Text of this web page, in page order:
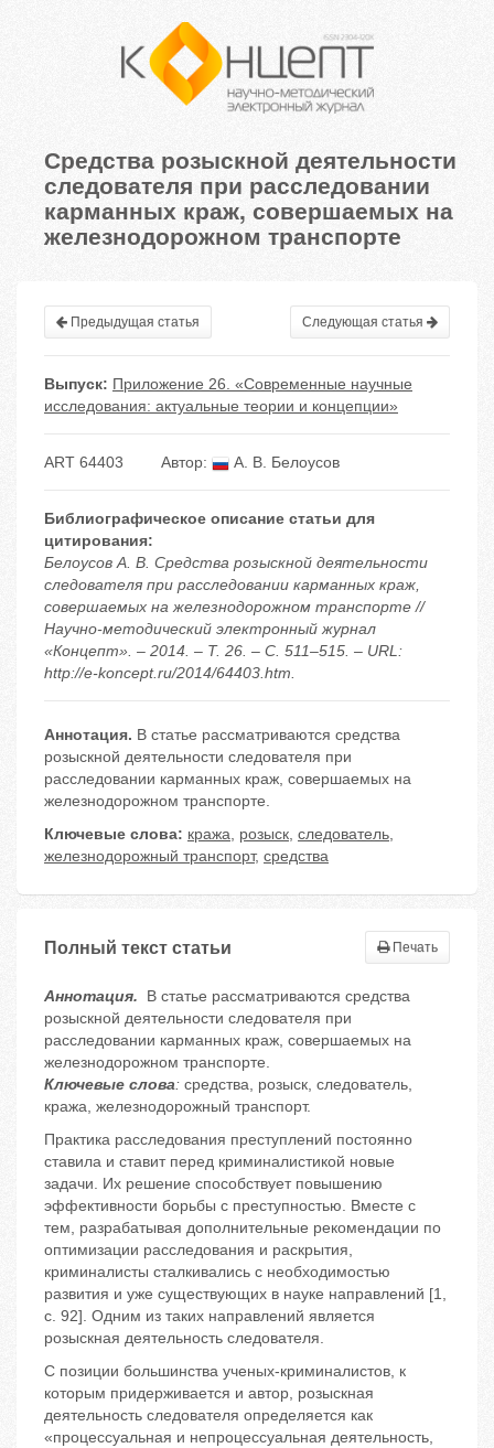
Средства розыскной деятельности
следователя при расследовании
карманных краж, совершаемых на
железнодорожном транспорте
Предыдущая статья Следующая статья
Выпуск: Приложение 26. «Современные научные
исследования: актуальные теории и концепции»
ART 64403 Автор: А. В. Белоусов
Библиографическое описание статьи для
цитирования:
Белоусов А. В. Средства розыскной деятельности
следователя при расследовании карманных краж,
совершаемых на железнодорожном транспорте //
Научно-методический электронный журнал
«Концепт». – 2014. – Т. 26. – С. 511–515. – URL:
http://e-koncept.ru/2014/64403.htm.
Аннотация. В статье рассматриваются средства
розыскной деятельности следователя при
расследовании карманных краж, совершаемых на
железнодорожном транспорте.
Ключевые слова: кража, розыск, следователь,
железнодорожный транспорт, средства
Полный текст статьи Печать
Аннотация.
В статье рассматриваются средства
розыскной деятельности следователя при
расследовании карманных краж, совершаемых на
железнодорожном транспорте.
Ключевые слова: средства, розыск, следователь,
кража, железнодорожный транспорт.
Практика расследования преступлений постоянно
ставила и ставит перед криминалистикой новые
задачи. Их решение способствует повышению
эффективности борьбы с преступностью. Вместе с
тем, разрабатывая дополнительные рекомендации по
оптимизации расследования и раскрытия,
криминалисты сталкивались с необходимостью
развития и уже существующих в науке направлений [1,
с. 92]. Одним из таких направлений является
розыскная деятельность следователя.
С позиции большинства ученых-криминалистов, к
которым придерживается и автор, розыскная
деятельность следователя определяется как
«процессуальная и непроцессуальная деятельность,